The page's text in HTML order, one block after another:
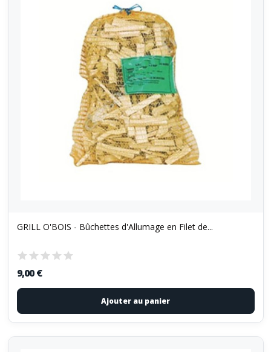
GRILL O'BOIS - Bûchettes d'Allumage en Filet de...
9,00 €
Ajouter au panier